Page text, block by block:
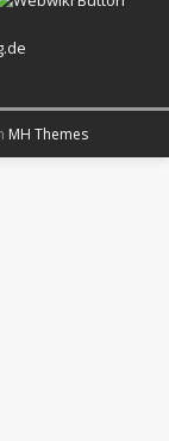
MH Themes